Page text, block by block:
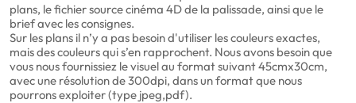
plans, le fichier source cinéma 4D de la palissade, ainsi que le
brief avec les consignes.
Sur les plans il n’y a pas besoin d'utiliser les couleurs exactes,
mais des couleurs qui s’en rapprochent. Nous avons besoin que
vous nous fournissiez le visuel au format suivant 45cmx30cm,
avec une résolution de 300dpi, dans un format que nous
pourrons exploiter (type jpeg,pdf).